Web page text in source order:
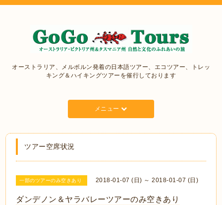
オーストラリア、メルボルン発着の日本語ツアー、エコツアー、トレッ
キング＆ハイキングツアーを催行しております
メニュー
ツアー空席状況
一部のツアーのみ空きあり 2018-01-07 (日) ～ 2018-01-07 (日)
ダンデノン＆ヤラバレーツアーのみ空きあり